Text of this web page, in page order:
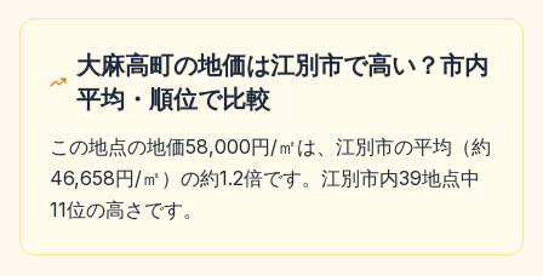
大麻高町の地価は江別市で高い？市内
平均・順位で比較
この地点の地価58,000円/㎡は、江別市の平均（約
46,658円/㎡）の約1.2倍です。江別市内39地点中
11位の高さです。